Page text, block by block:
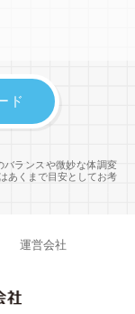
ランスや微妙な体調変
あくまで目安としてお考
ド
運営会社